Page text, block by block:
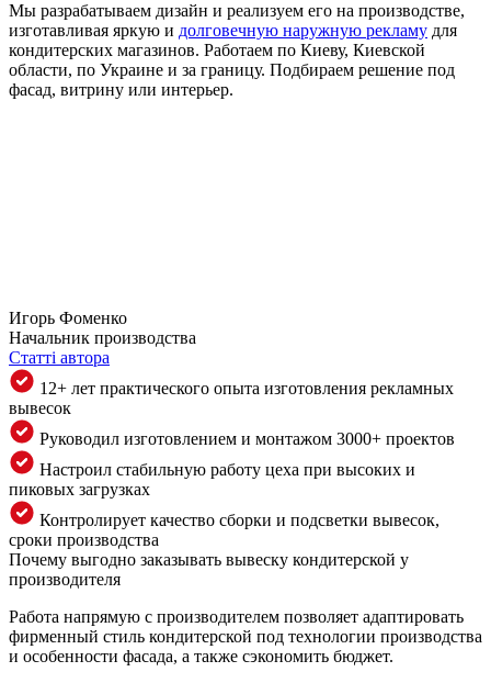
Мы разрабатываем дизайн и реализуем его на производстве,
изготавливая яркую и долговечную наружную рекламу для
кондитерских магазинов. Работаем по Киеву, Киевской
области, по Украине и за границу. Подбираем решение под
фасад, витрину или интерьер.
Игорь Фоменко
Начальник производства
Статті автора
12+ лет практического опыта изготовления рекламных
вывесок
Руководил изготовлением и монтажом 3000+ проектов
Настроил стабильную работу цеха при высоких и
пиковых загрузках
Контролирует качество сборки и подсветки вывесок,
сроки производства
Почему выгодно заказывать вывеску кондитерской у
производителя
Работа напрямую с производителем позволяет адаптировать
фирменный стиль кондитерской под технологии производства
и особенности фасада, а также сэкономить бюджет.